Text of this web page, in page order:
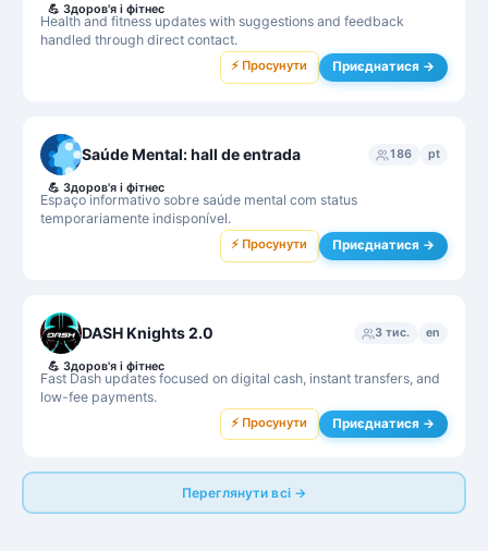
Health and fitness updates with suggestions and feedback
handled through direct contact.
💪 Здоров'я і фітнес
⚡ Просунути Приєднатися →
Saúde Mental: hall de entrada 186 pt
Espaço informativo sobre saúde mental com status
temporariamente indisponível.
💪 Здоров'я і фітнес
⚡ Просунути Приєднатися →
DASH Knights 2.0 3 тис. en
Fast Dash updates focused on digital cash, instant transfers, and
low-fee payments.
💪 Здоров'я і фітнес
⚡ Просунути Приєднатися →
Переглянути всі →